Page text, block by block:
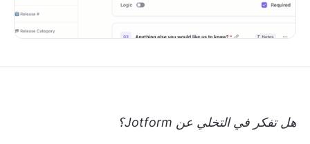
هل تفكر في التخلي عن Jotform؟